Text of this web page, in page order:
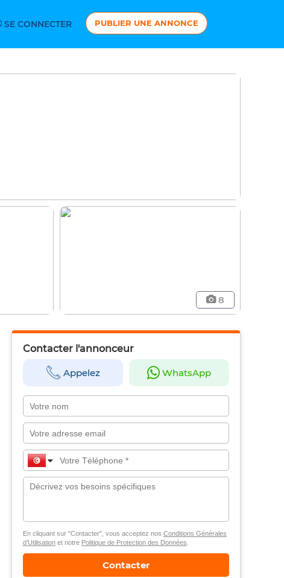
SE CONNECTER PUBLIER UNE ANNONCE
8
Contacter l'annonceur
Appelez WhatsApp
En cliquant sur "Contacter", vous acceptez nos Conditions Générales
d’Utilisationet notre Politique de Protection des Données
Contacter